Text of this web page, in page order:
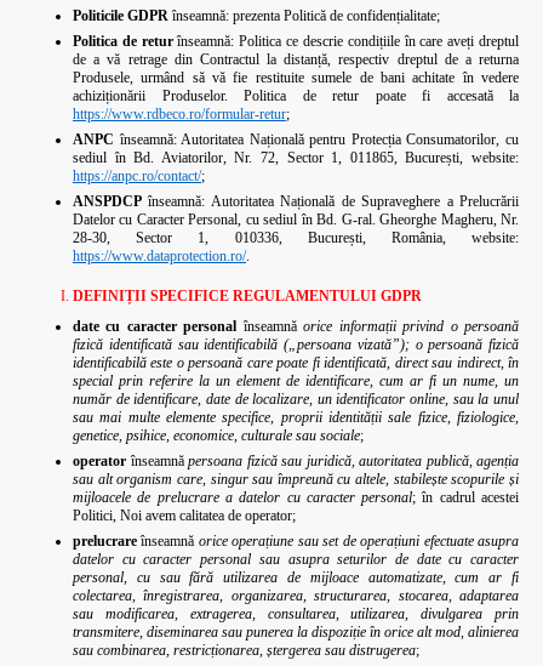
Politicile GDPR înseamnă: prezenta Politică de confidențialitate;
Politica de returînseamnă: Politica ce descrie condițiile în care aveți dreptul
de a vă retrage din Contractul la distanță, respectiv dreptul de a returna
Produsele, urmând să vă fie restituite sumele de bani achitate în vedere
achiziționării Produselor. Politica de retur poate fi accesată la
https://www.rdbeco.ro/formular-retur;
ANPC înseamnă: Autoritatea Națională pentru Protecția Consumatorilor, cu
sediul în Bd. Aviatorilor, Nr. 72, Sector 1, 011865, București, website:
https://anpc.ro/contact/;
ANSPDCP înseamnă: Autoritatea Națională de Supraveghere a Prelucrării
Datelor cu Caracter Personal, cu sediul în Bd. G-ral. Gheorghe Magheru, Nr.
28-30, Sector 1, 010336, București, România, website:
https://www.dataprotection.ro/.
DEFINIȚII SPECIFICE REGULAMENTULUI GDPR
date cu caracter personal înseamnăorice informații privind o persoană
fizică identificată sau identificabilă („persoana vizată”); o persoană fizică
identificabilă este o persoană care poate fi identificată, direct sau indirect, în
special prin referire la un element de identificare, cum ar fi un nume, un
număr de identificare, date de localizare, un identificator online, sau la unul
sau mai multe elemente specifice, proprii identității sale fizice, fiziologice,
genetice, psihice, economice, culturale sau sociale;
operator înseamnă persoana fizică sau juridică, autoritatea publică, agenția
sau alt organism care, singur sau împreună cu altele, stabilește scopurile și
mijloacele de prelucrare a datelor cu caracter personal; în cadrul acestei
Politici, Noi avem calitatea de operator;
prelucrareînseamnă orice operațiune sau set de operațiuni efectuate asupra
datelor cu caracter personal sau asupra seturilor de date cu caracter
personal, cu sau fără utilizarea de mijloace automatizate, cum ar fi
colectarea, înregistrarea, organizarea, structurarea, stocarea, adaptarea
sau modificarea, extragerea, consultarea, utilizarea, divulgarea prin
transmitere, diseminarea sau punerea la dispoziție în orice alt mod, alinierea
sau combinarea, restricționarea, ștergerea sau distrugerea;